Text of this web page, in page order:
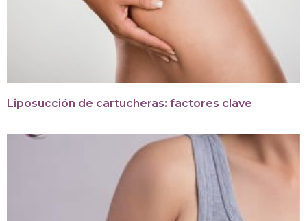
Liposucción de cartucheras: factores clave